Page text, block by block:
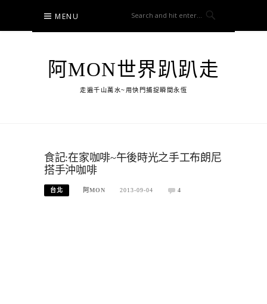
content
MENU
阿MON世界趴趴走
走遍千山萬水~用快門捕捉瞬間永恆
食記:在家咖啡~午後時光之手工布朗尼
搭手沖咖啡
台北 阿MON 2013-09-04 4